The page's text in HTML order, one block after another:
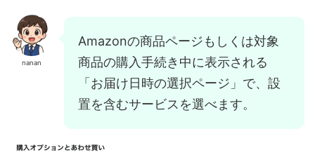
nanan
Amazonの商品ページもしくは対象
商品の購入手続き中に表示される
「お届け日時の選択ページ」で、設
置を含むサービスを選べます。